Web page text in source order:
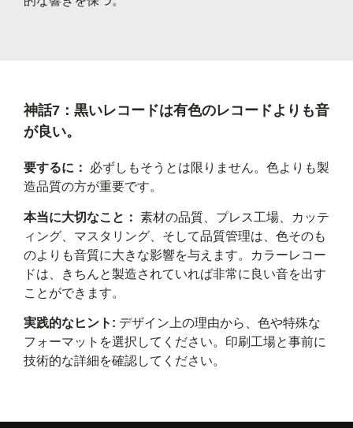
神話7：黒いレコードは有色のレコードよりも音
が良い。
要するに：
必ずしもそうとは限りません。色よりも製
造品質の方が重要です。
本当に大切なこと： 素材の品質、プレス工場、カッテ
ィング、マスタリング、そして品質管理は、色そのも
のよりも音質に大きな影響を与えます。カラーレコー
ドは、きちんと製造されていれば非常に良い音を出す
ことができます。
実践的なヒント: デザイン上の理由から、色や特殊な
フォーマットを選択してください。印刷工場と事前に
技術的な詳細を確認してください。